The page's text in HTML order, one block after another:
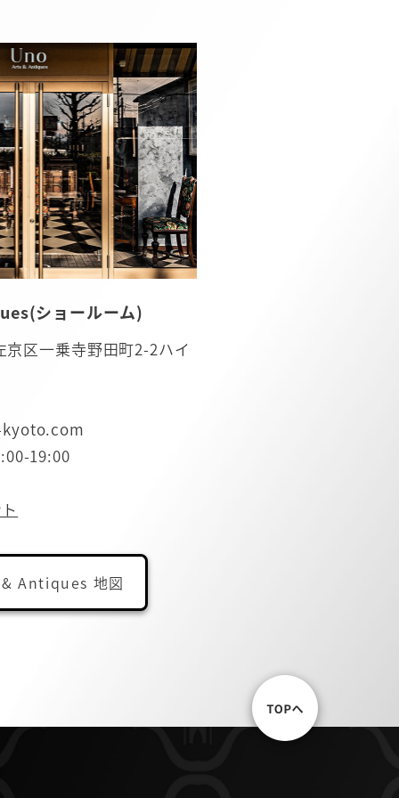
ショールーム)
区一乗寺野田町2-2ハイ
19:00
Antiques 地図